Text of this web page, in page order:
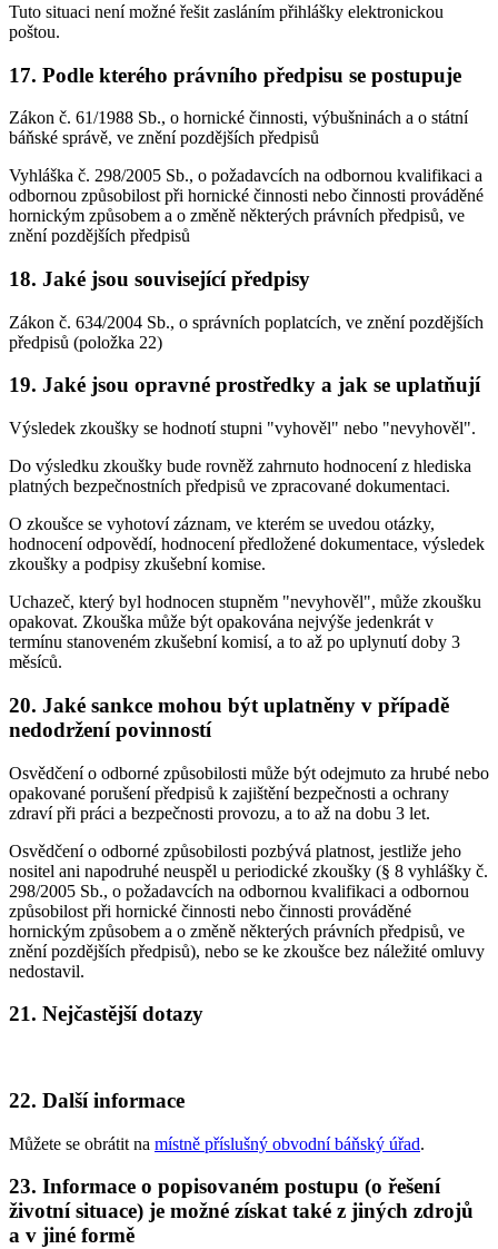
Tuto situaci není možné řešit zasláním přihlášky elektronickou
poštou.
17. Podle kterého právního předpisu se postupuje
Zákon č. 61/1988 Sb., o hornické činnosti, výbušninách a o státní
báňské správě, ve znění pozdějších předpisů
Vyhláška č. 298/2005 Sb., o požadavcích na odbornou kvalifikaci a
odbornou způsobilost při hornické činnosti nebo činnosti prováděné
hornickým způsobem a o změně některých právních předpisů, ve
znění pozdějších předpisů
18. Jaké jsou související předpisy
Zákon č. 634/2004 Sb., o správních poplatcích, ve znění pozdějších
předpisů (položka 22)
19. Jaké jsou opravné prostředky a jak se uplatňují
Výsledek zkoušky se hodnotí stupni "vyhověl" nebo "nevyhověl".
Do výsledku zkoušky bude rovněž zahrnuto hodnocení z hlediska
platných bezpečnostních předpisů ve zpracované dokumentaci.
O zkoušce se vyhotoví záznam, ve kterém se uvedou otázky,
hodnocení odpovědí, hodnocení předložené dokumentace, výsledek
zkoušky a podpisy zkušební komise.
Uchazeč, který byl hodnocen stupněm "nevyhověl", může zkoušku
opakovat. Zkouška může být opakována nejvýše jedenkrát v
termínu stanoveném zkušební komisí, a to až po uplynutí doby 3
měsíců.
20. Jaké sankce mohou být uplatněny v případě
nedodržení povinností
Osvědčení o odborné způsobilosti může být odejmuto za hrubé nebo
opakované porušení předpisů k zajištění bezpečnosti a ochrany
zdraví při práci a bezpečnosti provozu, a to až na dobu 3 let.
Osvědčení o odborné způsobilosti pozbývá platnost, jestliže jeho
nositel ani napodruhé neuspěl u periodické zkoušky (§ 8 vyhlášky č.
298/2005 Sb., o požadavcích na odbornou kvalifikaci a odbornou
způsobilost při hornické činnosti nebo činnosti prováděné
hornickým způsobem a o změně některých právních předpisů, ve
znění pozdějších předpisů), nebo se ke zkoušce bez náležité omluvy
nedostavil.
21. Nejčastější dotazy
22. Další informace
Můžete se obrátit na místně příslušný obvodní báňský úřad.
23. Informace o popisovaném postupu (o řešení
životní situace) je možné získat také z jiných zdrojů
a v jiné formě